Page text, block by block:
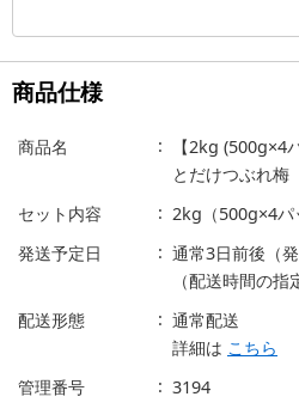
商品仕様
商品名
【2kg (500g×4
とだけつぶれ梅
セット内容
2kg（500g×4パ
発送予定日
通常3日前後（
（配送時間の指
配送形態
通常配送
詳細は こちら
管理番号
3194